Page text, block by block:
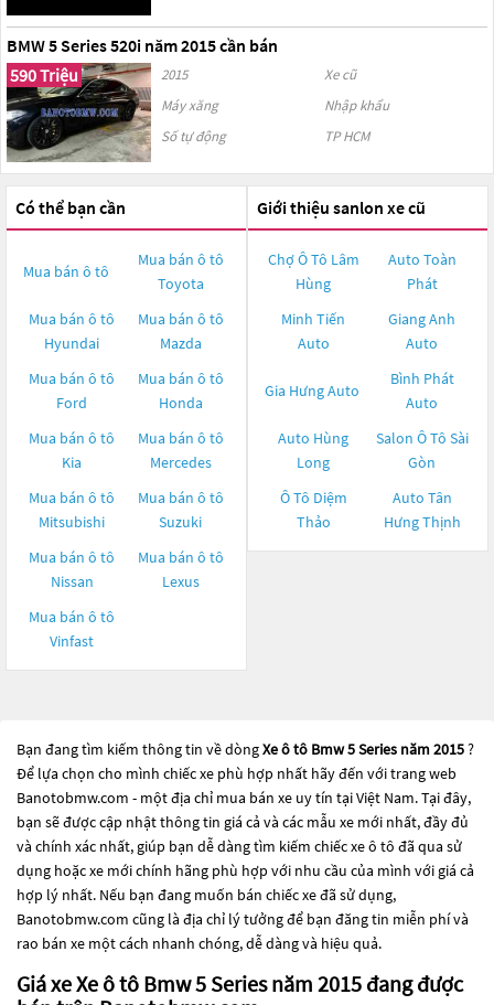
BMW 5 Series 520i năm 2015 cần bán
590 Triệu
2015
Xe cũ
Máy xăng
Nhập khẩu
Số tự động
TP HCM
Có thể bạn cần
Mua bán ô tô
Mua bán ô tô
Toyota
Mua bán ô tô
Hyundai
Mua bán ô tô
Mazda
Mua bán ô tô
Ford
Mua bán ô tô
Honda
Mua bán ô tô
Kia
Mua bán ô tô
Mercedes
Mua bán ô tô
Mitsubishi
Mua bán ô tô
Suzuki
Mua bán ô tô
Nissan
Mua bán ô tô
Lexus
Mua bán ô tô
Vinfast
Giới thiệu sanlon xe cũ
Chợ Ô Tô Lâm
Hùng
Auto Toàn
Phát
Minh Tiến
Auto
Giang Anh
Auto
Gia Hưng Auto
Bình Phát
Auto
Auto Hùng
Long
Salon Ô Tô Sài
Gòn
Ô Tô Diệm
Thảo
Auto Tân
Hưng Thịnh
Bạn đang tìm kiếm thông tin về dòngXe ô tô Bmw 5 Series năm 2015?
Để lựa chọn cho mình chiếc xe phù hợp nhất hãy đến với trang web
Banotobmw.com - một địa chỉ mua bán xe uy tín tại Việt Nam. Tại đây,
bạn sẽ được cập nhật thông tin giá cả và các mẫu xe mới nhất, đầy đủ
và chính xác nhất, giúp bạn dễ dàng tìm kiếm chiếc xe ô tô đã qua sử
dụng hoặc xe mới chính hãng phù hợp với nhu cầu của mình với giá cả
hợp lý nhất. Nếu bạn đang muốn bán chiếc xe đã sử dụng,
Banotobmw.com cũng là địa chỉ lý tưởng để bạn đăng tin miễn phí và
rao bán xe một cách nhanh chóng, dễ dàng và hiệu quả.
Giá xe Xe ô tô Bmw 5 Series năm 2015 đang được